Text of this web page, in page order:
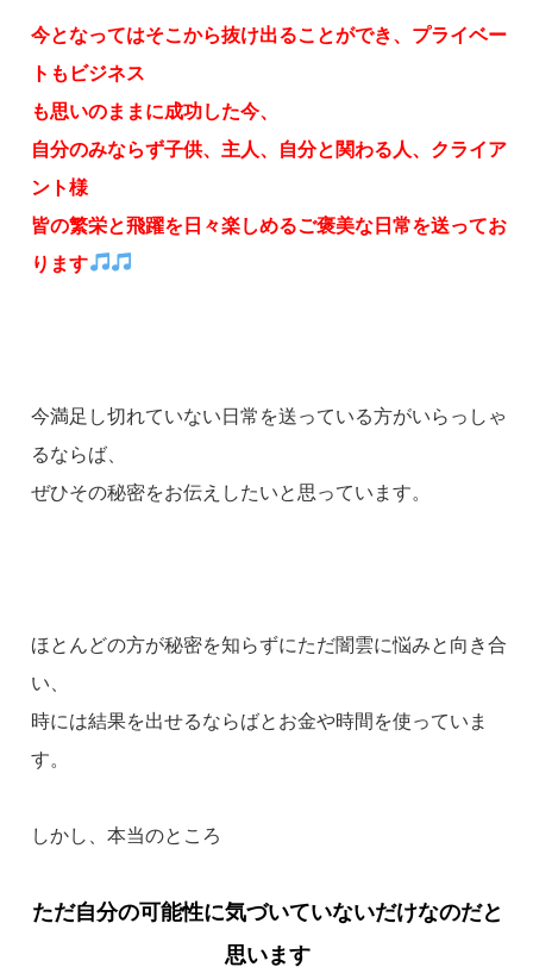
今となってはそこから抜け出ることができ、プライベー
トもビジネス
も思いのままに成功した今、
自分のみならず子供、主人、自分と関わる人、クライア
ント様
皆の繁栄と飛躍を日々楽しめるご褒美な日常を送ってお
ります
今満足し切れていない日常を送っている方がいらっしゃ
るならば、
ぜひその秘密をお伝えしたいと思っています。
ほとんどの方が秘密を知らずにただ闇雲に悩みと向き合
い、
時には結果を出せるならばとお金や時間を使っていま
す。
しかし、本当のところ
ただ自分の可能性に気づいていないだけなのだと
思います